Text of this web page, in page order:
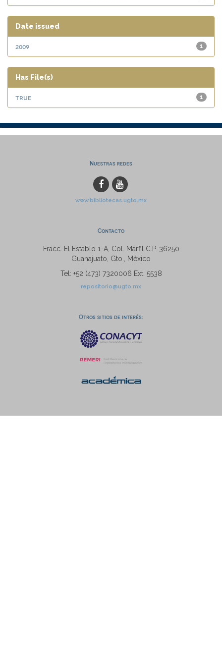
Date issued
1
2009
Has File(s)
1
true
Nuestras redes
www.bibliotecas.ugto.mx
Contacto
Fracc. El Establo 1-A, Col. Marfil C.P. 36250
Guanajuato, Gto., México
Tel: +52 (473) 7320006 Ext. 5538
repositorio@ugto.mx
Otros sitios de interés: